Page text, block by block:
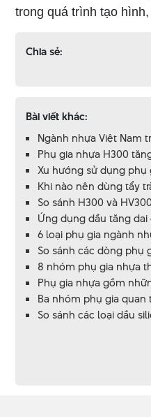
trong quá trình tạo
Chia sẻ:
Bài viết khác:
Ngành nhựa Việt Nam
Phụ gia nhựa H300
Xu hướng sử dụng
Khi nào nên dùng tẩy
So sánh H300 và
Ứng dụng dầu tăng
6 loại phụ gia ngành
So sánh các dòng phụ
8 nhóm phụ gia nhựa
Phụ gia nhựa gồm
Ba nhóm phụ gia quan
So sánh các loại dầu